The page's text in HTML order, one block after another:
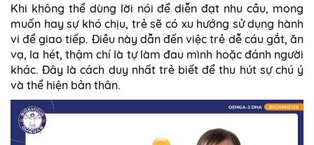
Khi không thể dùng lời nói để diễn đạt nhu cầu, mong
muốn hay sự khó chịu, trẻ sẽ có xu hướng sử dụng hành
vi để giao tiếp. Điều này dẫn đến việc trẻ dễ cáu gắt, ăn
vạ, la hét, thậm chí là tự làm đau mình hoặc đánh người
khác. Đây là cách duy nhất trẻ biết để thu hút sự chú ý
và thể hiện bản thân.